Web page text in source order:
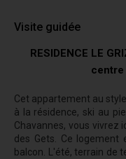
Visite guidée
RESIDENCE LE
centre
Cet appartement au
à la résidence, ski au
Chavannes, vous vivrez
des Gets. Ce logement
balcon. L'été, terrain de